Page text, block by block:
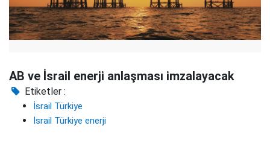
AB ve İsrail enerji anlaşması imzalayacak
Etiketler :
İsrail Türkiye
İsrail Türkiye enerji